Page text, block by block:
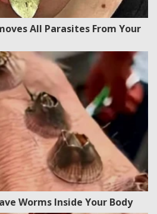
All Parasites From Your
Worms Inside Your Body